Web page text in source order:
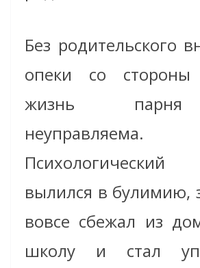
Без родительского
опеки со стороны
жизнь
неуправляема.
вылился в булимию,
вовсе сбежал из
школу и стал